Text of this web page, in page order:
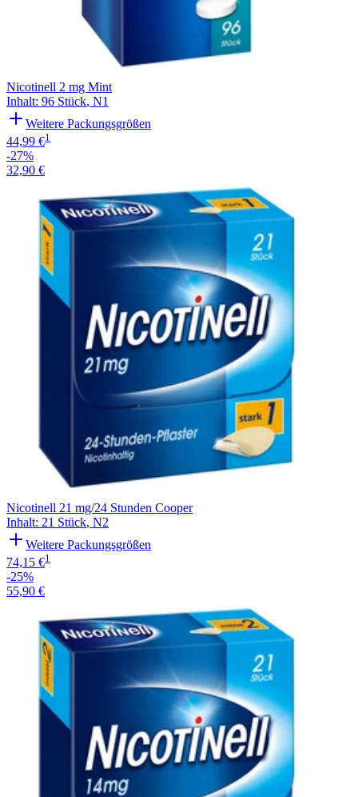
Nicotinell 2 mg Mint
Inhalt: 96 Stück, N1
Weitere Packungsgrößen
44,99 €1
-27%
32,90 €
Nicotinell 21 mg/24 Stunden Cooper
Inhalt: 21 Stück, N2
Weitere Packungsgrößen
74,15 €1
-25%
55,90 €